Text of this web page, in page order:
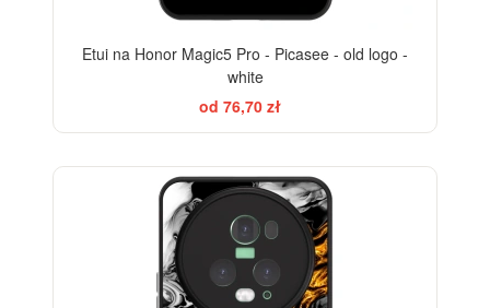
Etui na Honor Magic5 Pro - Picasee - old logo -
white
od 76,70 zł